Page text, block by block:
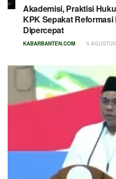
Akademisi, Praktisi
KPK Sepakat
Dipercepat
KABARBANTEN.COM 5